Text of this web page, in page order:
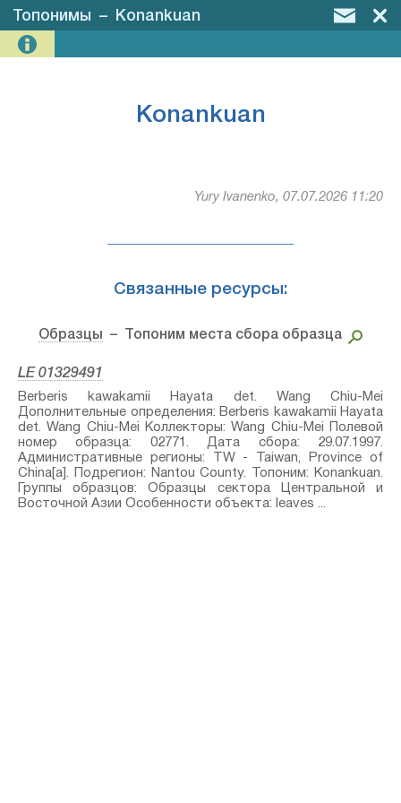
Топонимы – Konankuan
Konankuan
Yury Ivanenko, 07.07.2026 11:20
Связанные ресурсы:
Образцы – Топоним места сбора образца
LE 01329491
Berberis kawakamii Hayata⁣ det. Wang Chiu-Mei
Дополнительные определения: Berberis kawakamii Hayata⁣
det. Wang Chiu-Mei Коллекторы: Wang Chiu-Mei Полевой
номер образца: 02771. Дата сбора: 29.07.1997.
Административные регионы: TW - Taiwan, Province of
China[a]. Подрегион: Nantou County. Топоним: Konankuan.
Группы образцов: Образцы сектора Центральной и
Восточной Азии Особенности объекта: leaves ...